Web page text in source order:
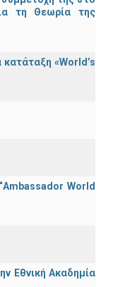
τη Θεωρία της
«World’s
World
Εθνική Ακαδημία